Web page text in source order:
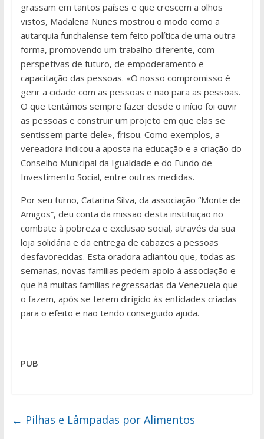
grassam em tantos países e que crescem a olhos
vistos, Madalena Nunes mostrou o modo como a
autarquia funchalense tem feito política de uma outra
forma, promovendo um trabalho diferente, com
perspetivas de futuro, de empoderamento e
capacitação das pessoas. «O nosso compromisso é
gerir a cidade com as pessoas e não para as pessoas.
O que tentámos sempre fazer desde o início foi ouvir
as pessoas e construir um projeto em que elas se
sentissem parte dele», frisou. Como exemplos, a
vereadora indicou a aposta na educação e a criação do
Conselho Municipal da Igualdade e do Fundo de
Investimento Social, entre outras medidas.
Por seu turno, Catarina Silva, da associação “Monte de
Amigos”, deu conta da missão desta instituição no
combate à pobreza e exclusão social, através da sua
loja solidária e da entrega de cabazes a pessoas
desfavorecidas. Esta oradora adiantou que, todas as
semanas, novas famílias pedem apoio à associação e
que há muitas famílias regressadas da Venezuela que
o fazem, após se terem dirigido às entidades criadas
para o efeito e não tendo conseguido ajuda.
PUB
← Pilhas e Lâmpadas por Alimentos